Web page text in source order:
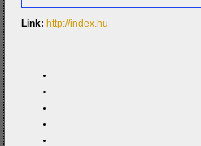
Link: http://index.hu